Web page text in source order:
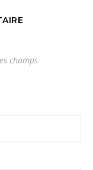
champs